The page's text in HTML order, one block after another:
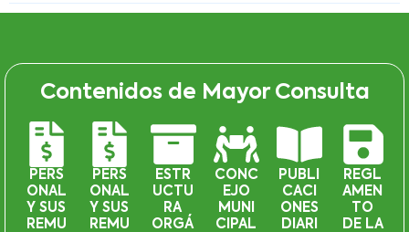
Contenidos de Mayor Consulta
PERS
ONAL
Y SUS
REMU
PERS
ONAL
Y SUS
REMU
ESTR
UCTU
RA
ORGÁ
CONC
EJO
MUNI
CIPAL
PUBLI
CACI
ONES
DIARI
REGL
AMEN
TO
DE LA